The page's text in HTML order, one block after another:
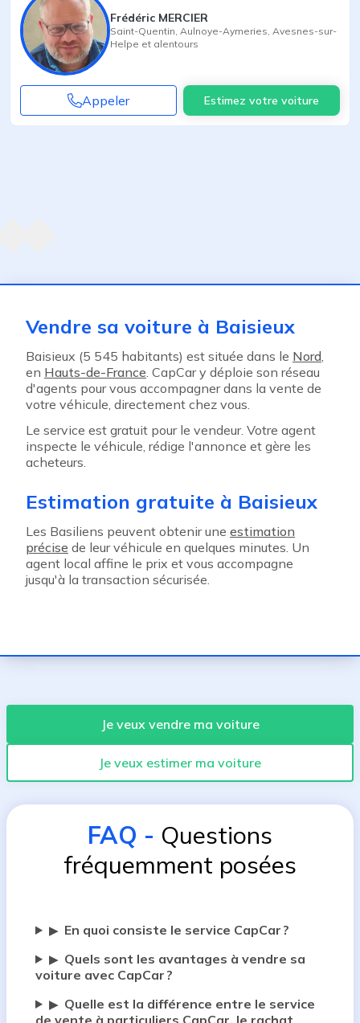
Frédéric MERCIER
Saint-Quentin Aulnoye-Aymeries Avesnes-sur-
Helpe et alentours
Appeler Estimez votre voiture
Vendre sa voiture à Baisieux
Baisieux (5 545 habitants) est située dans le Nord,
en Hauts-de-France. CapCar y déploie son réseau
d'agents pour vous accompagner dans la vente de
votre véhicule, directement chez vous.
Le service est gratuit pour le vendeur. Votre agent
inspecte le véhicule, rédige l'annonce et gère les
acheteurs.
Estimation gratuite à Baisieux
Les Basiliens peuvent obtenir une estimation
précise de leur véhicule en quelques minutes. Un
agent local affine le prix et vous accompagne
jusqu'à la transaction sécurisée.
Je veux vendre ma voiture
Je veux estimer ma voiture
FAQ - Questions
fréquemment posées
▶ En quoi consiste le service CapCar ?
▶ Quels sont les avantages à vendre sa
voiture avec CapCar ?
▶ Quelle est la différence entre le service
de vente à particuliers CapCar, le rachat